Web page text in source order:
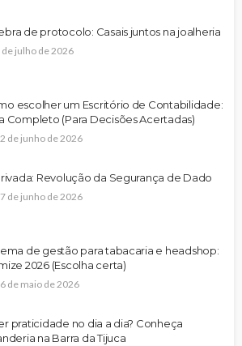
de protocolo: Casais juntos na joalheria
de julho de 2026
escolher um Escritório de Contabilidade:
Completo (Para Decisões Acertadas)
de junho de 2026
Revolução da Segurança de Dado
de junho de 2026
de gestão para tabacaria e headshop:
2026 (Escolha certa)
de maio de 2026
praticidade no dia a dia? Conheça
na Barra da Tijuca